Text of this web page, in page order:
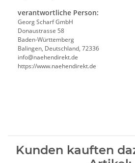
verantwortliche Person:
Georg Scharf GmbH
Donaustrasse 58
Baden-Württemberg
Balingen, Deutschland, 72336
info@naehendirekt.de
https://www.naehendirekt.de
Kunden kauften